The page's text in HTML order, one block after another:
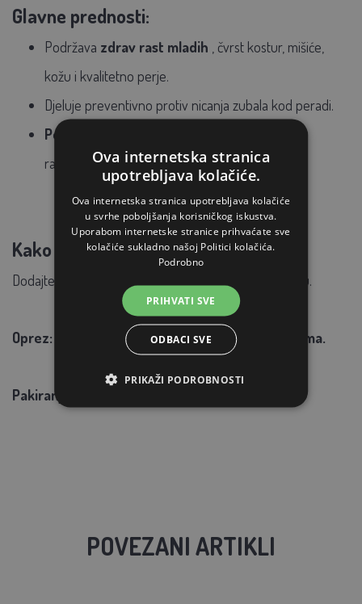
Glavne prednosti:
Podržava zdrav rast mladih , čvrst kostur, mišiće,
kožu i kvalitetno perje.
Djeluje preventivno protiv nicanja zubala kod peradi.
Poboljšava vitalnost životinja
razvoja.
Kako dozirati riblje brašno?
Dodajte 2-5% ribljeg brašna u potpunu krmnu smjesu.
Oprez: Riblje brašno se ne smije hraniti preživačima.
Pakiranje: 6 kg
POVEZANI ARTIKLI
Ova internetska stranica
upotrebljava kolačiće.
Ova internetska stranica upotrebljava kolačiće
u svrhe poboljšanja korisničkog iskustva.
Uporabom internetske stranice prihvaćate sve
kolačiće sukladno našoj Politici kolačića.
Podrobno
PRIHVATI SVE
ODBACI SVE
PRIKAŽI PODROBNOSTI